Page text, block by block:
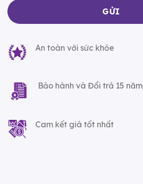
An toàn với sức khỏe
Bảo hành và Đổi trả 15 năm
Cam kết giá tốt nhất